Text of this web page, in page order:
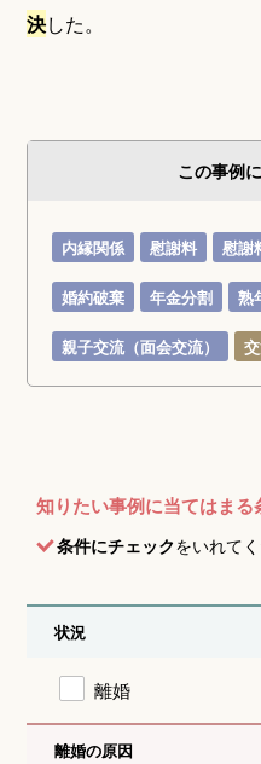
決した。
この事例
内縁関係 慰謝料 慰謝
婚約破棄 年金分割 熟
親子交流（面会交流）
知りたい事例に当てはまる
条件にチェックをいれて
状況
離婚
離婚の原因